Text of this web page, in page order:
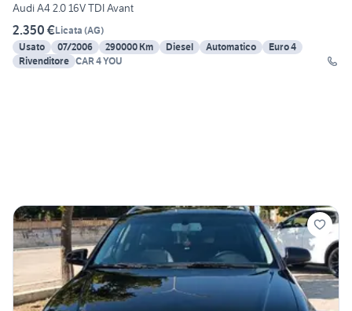
Audi A4 2.0 16V TDI Avant
2.350 €Licata (AG)
Usato
07/2006 290000 Km Diesel Automatico
Euro 4
Rivenditore CAR 4 YOU